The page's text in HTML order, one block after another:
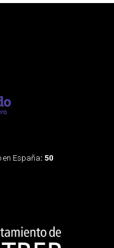
en España: 50